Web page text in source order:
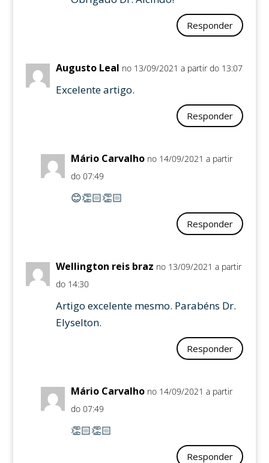
Responder
Augusto Leal no 13/09/2021 a partir do 13:07
Excelente artigo.
Responder
Mário Carvalho no 14/09/2021 a partir
do 07:49
😊👏🏻👏🏻
Responder
Wellington reis braz no 13/09/2021 a partir
do 14:30
Artigo excelente mesmo. Parabéns Dr.
Elyselton.
Responder
Mário Carvalho no 14/09/2021 a partir
do 07:49
👏🏻👏🏻
Responder